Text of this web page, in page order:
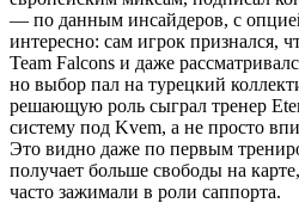
— по данным инсайдеров, с
интересно: сам игрок признался,
Team Falcons и даже
но выбор пал на турецкий
решающую роль сыграл тренер
систему под Kvem, а не просто
Это видно даже по первым
получает больше свободы на
часто зажимали в роли саппорта.